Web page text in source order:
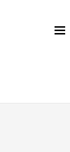
DEL TOMATAZO
3.0] EN EXVITA
[RELATIVA
A SERRAT